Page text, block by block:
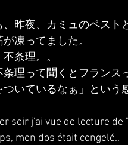
、昨夜、カミュのペスト
凍ってました。
条理。。
条理って聞くとフランス
いているなぁ」という
soir j'ai vue de lecture
mon dos était congelé..